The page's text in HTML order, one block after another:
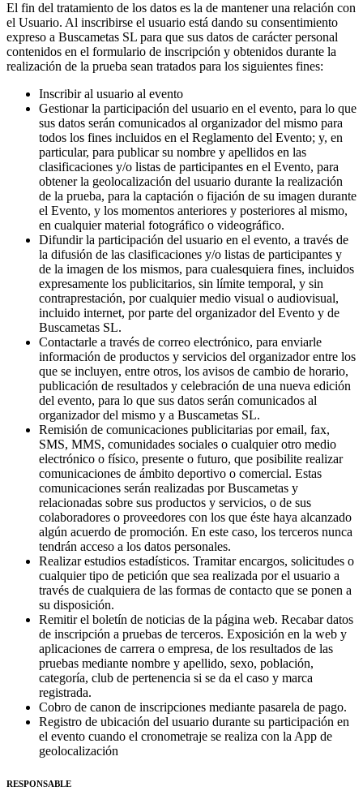
El fin del tratamiento de los datos es la de mantener una relación con
el Usuario. Al inscribirse el usuario está dando su consentimiento
expreso a Buscametas SL para que sus datos de carácter personal
contenidos en el formulario de inscripción y obtenidos durante la
realización de la prueba sean tratados para los siguientes fines:
Inscribir al usuario al evento
Gestionar la participación del usuario en el evento, para lo que
sus datos serán comunicados al organizador del mismo para
todos los fines incluidos en el Reglamento del Evento; y, en
particular, para publicar su nombre y apellidos en las
clasificaciones y/o listas de participantes en el Evento, para
obtener la geolocalización del usuario durante la realización
de la prueba, para la captación o fijación de su imagen durante
el Evento, y los momentos anteriores y posteriores al mismo,
en cualquier material fotográfico o videográfico.
Difundir la participación del usuario en el evento, a través de
la difusión de las clasificaciones y/o listas de participantes y
de la imagen de los mismos, para cualesquiera fines, incluidos
expresamente los publicitarios, sin límite temporal, y sin
contraprestación, por cualquier medio visual o audiovisual,
incluido internet, por parte del organizador del Evento y de
Buscametas SL.
Contactarle a través de correo electrónico, para enviarle
información de productos y servicios del organizador entre los
que se incluyen, entre otros, los avisos de cambio de horario,
publicación de resultados y celebración de una nueva edición
del evento, para lo que sus datos serán comunicados al
organizador del mismo y a Buscametas SL.
Remisión de comunicaciones publicitarias por email, fax,
SMS, MMS, comunidades sociales o cualquier otro medio
electrónico o físico, presente o futuro, que posibilite realizar
comunicaciones de ámbito deportivo o comercial. Estas
comunicaciones serán realizadas por Buscametas y
relacionadas sobre sus productos y servicios, o de sus
colaboradores o proveedores con los que éste haya alcanzado
algún acuerdo de promoción. En este caso, los terceros nunca
tendrán acceso a los datos personales.
Realizar estudios estadísticos. Tramitar encargos, solicitudes o
cualquier tipo de petición que sea realizada por el usuario a
través de cualquiera de las formas de contacto que se ponen a
su disposición.
Remitir el boletín de noticias de la página web. Recabar datos
de inscripción a pruebas de terceros. Exposición en la web y
aplicaciones de carrera o empresa, de los resultados de las
pruebas mediante nombre y apellido, sexo, población,
categoría, club de pertenencia si se da el caso y marca
registrada.
Cobro de canon de inscripciones mediante pasarela de pago.
Registro de ubicación del usuario durante su participación en
el evento cuando el cronometraje se realiza con la App de
geolocalización
RESPONSABLE